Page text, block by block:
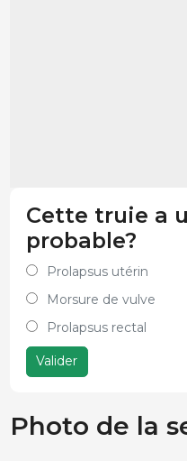
Cette truie a
probable?
Prolapsus utérin
Morsure de vulve
Prolapsus rectal
Valider
Photo de la